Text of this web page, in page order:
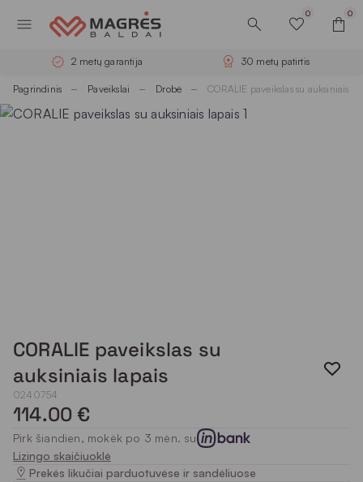
0 0
2 metų garantija 30 metų patirtis
Pagrindinis Paveikslai Drobė CORALIE paveikslas su auksiniais
CORALIE paveikslas su
auksiniais lapais
0240754
114.00 €
Pirk šiandien, mokėk po 3 mėn. su
Lizingo skaičiuoklė
Prekės likučiai parduotuvėse ir sandėliuose